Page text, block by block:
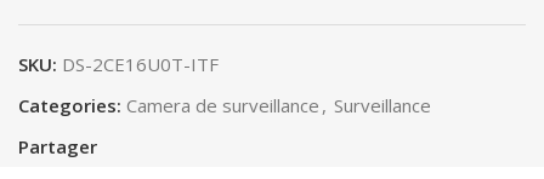
SKU: DS-2CE16U0T-ITF
Categories: Camera de surveillance , Surveillance
Partager